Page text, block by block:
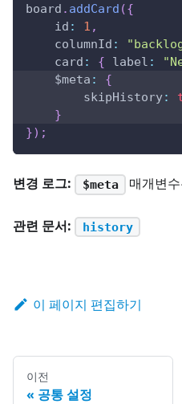
board . addCard ({
id : 1 ,
columnId :
card : { label :
$meta :
{
skipHistory:
}
}) ;
변경 로그: $meta 매개변
관련 문서: history
이 페이지 편집하기
이전
공통 설정